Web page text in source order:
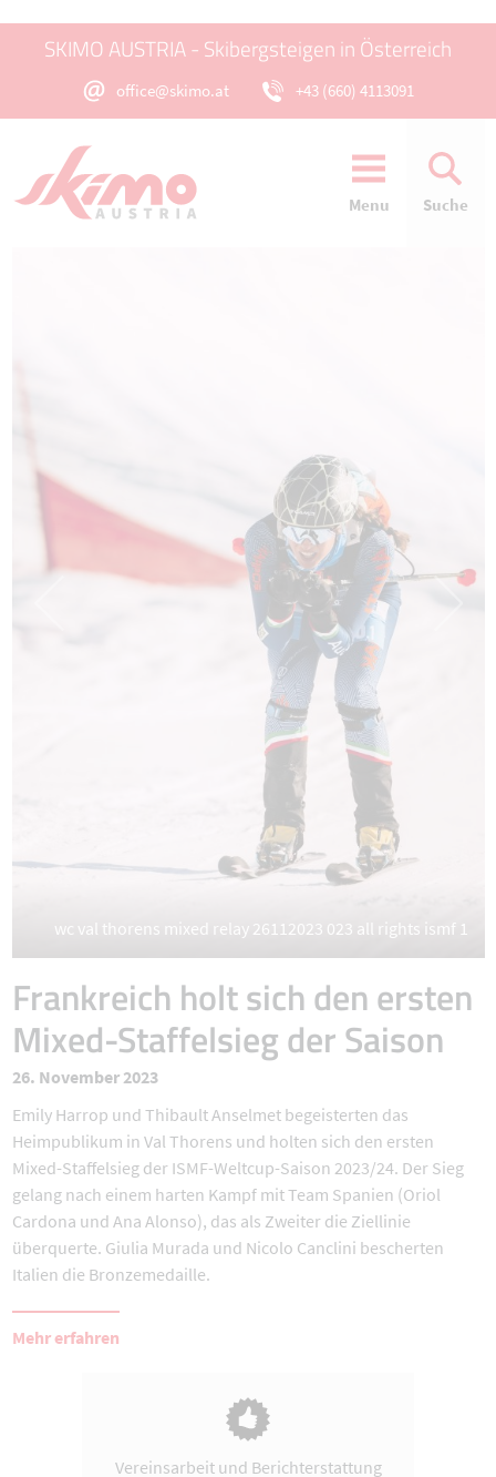
SKIMO AUSTRIA - Skibergsteigen in Österreich
office@skimo.at +43 (660) 4113091
Menu Suche
wc val thorens mixed relay 26112023 023 all rights ismf 1
Frankreich holt sich den ersten
Mixed-Staffelsieg der Saison
26. November 2023
Emily Harrop und Thibault Anselmet begeisterten das
Heimpublikum in Val Thorens und holten sich den ersten
Mixed-Staffelsieg der ISMF-Weltcup-Saison 2023/24. Der Sieg
gelang nach einem harten Kampf mit Team Spanien (Oriol
Cardona und Ana Alonso), das als Zweiter die Ziellinie
überquerte. Giulia Murada und Nicolo Canclini bescherten
Italien die Bronzemedaille.
Mehr erfahren
Vereinsarbeit und Berichterstattung